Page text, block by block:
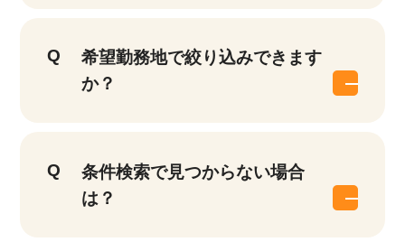
希望勤務地で絞り込みできます
か？
条件検索で見つからない場合
は？